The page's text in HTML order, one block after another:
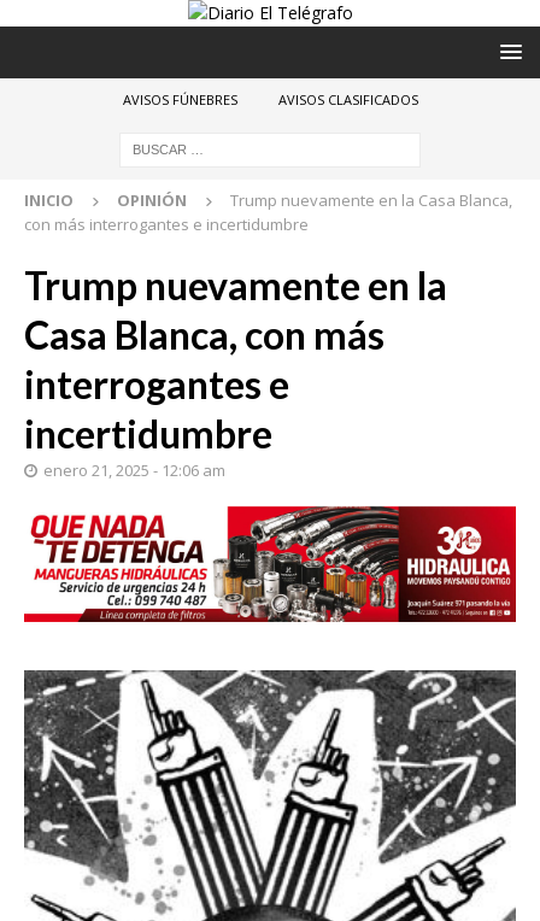
AVISOS FÚNEBRES AVISOS CLASIFICADOS
INICIO OPINIÓN
Trump nuevamente en la Casa Blanca,
con más interrogantes e incertidumbre
Trump nuevamente en la
Casa Blanca, con más
interrogantes e
incertidumbre
enero 21, 2025 - 12:06 am